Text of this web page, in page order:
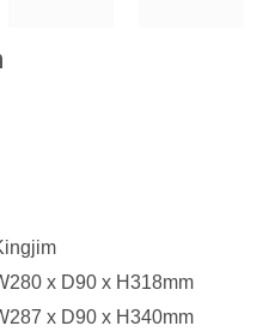
x D90 x H318mm
x D90 x H340mm